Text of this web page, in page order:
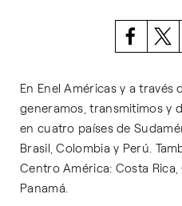
En Enel Américas y a través
generamos, transmitimos y
en cuatro países de
Brasil, Colombia y Perú.
Centro América: Costa Rica,
Panamá.